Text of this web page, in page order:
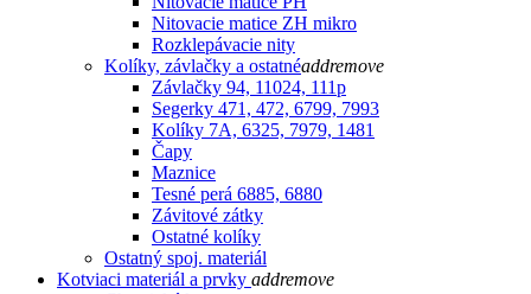
Nitovacie matice ZH mikro
Rozklepávacie nity
Kolíky, závlačky a ostatnéaddremove
Závlačky 94, 11024, 111p
Segerky 471, 472, 6799, 7993
Kolíky 7A, 6325, 7979, 1481
Čapy
Maznice
Tesné perá 6885, 6880
Závitové zátky
Ostatné kolíky
Ostatný spoj. materiál
Kotviaci materiál a prvky addremove